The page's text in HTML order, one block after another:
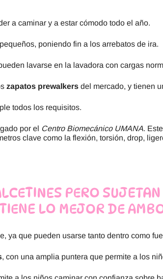
a caminar y a estar cómodo todo el año.
poniendo fin a los arrebatos de ira.
lavarse en la lavadora con cargas
zapatos prewalkers del mercado, y tienen
todos los requisitos.
por el Centro Biomecánico UMANA.
clave como la flexión, torsión, drop,
PERO
LO MEJOR DE
ya que pueden usarse tanto dentro como
, con una amplia puntera que permite a los